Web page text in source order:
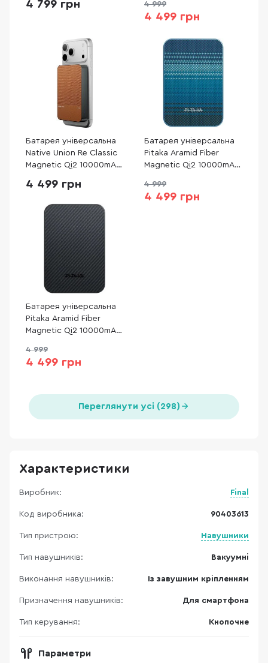
Laptop ( VP 5001С)
4 799 грн
4 999
4 499 грн
Батарея універсальна
Native Union Re Classic
Magnetic Qi2 10000mAh
4 499 грн
Батарея універсальна
Pitaka Aramid Fiber
Magnetic Qi2 10000mAh
(PBQ2503)
4 999
4 499 грн
Батарея універсальна
Pitaka Aramid Fiber
Magnetic Qi2 10000mAh
(PBQ2501)
4 999
4 499 грн
Переглянути усі (298)
Характеристики
Виробник: Final
Код виробника: 90403613
Тип пристрою: Навушники
Тип навушників: Вакуумні
Виконання навушників: Із завушним кріпленням
Призначення навушників: Для смартфона
Тип керування: Кнопочне
Параметри